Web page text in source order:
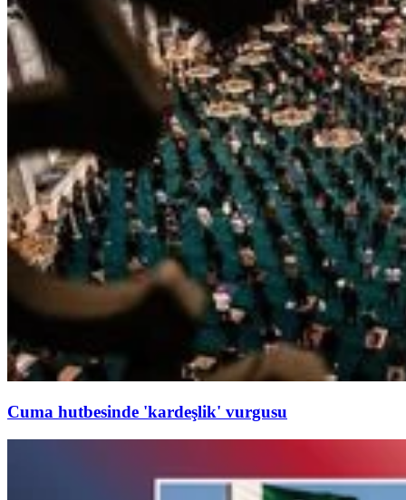
Cuma hutbesinde 'kardeşlik' vurgusu